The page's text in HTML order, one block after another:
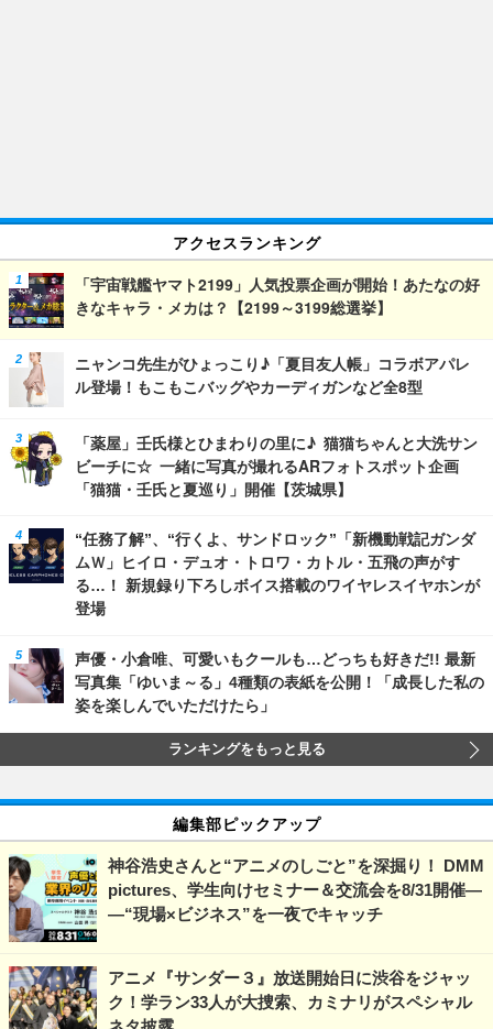
アクセスランキング
「宇宙戦艦ヤマト2199」人気投票企画が開始！あたなの好
きなキャラ・メカは？【2199～3199総選挙】
ニャンコ先生がひょっこり♪「夏目友人帳」コラボアパレ
ル登場！もこもこバッグやカーディガンなど全8型
「薬屋」壬氏様とひまわりの里に♪ 猫猫ちゃんと大洗サン
ビーチに☆ 一緒に写真が撮れるARフォトスポット企画
「猫猫・壬氏と夏巡り」開催【茨城県】
“任務了解”、“行くよ、サンドロック”「新機動戦記ガンダ
ムＷ」ヒイロ・デュオ・トロワ・カトル・五飛の声がす
る…！ 新規録り下ろしボイス搭載のワイヤレスイヤホンが
登場
声優・小倉唯、可愛いもクールも…どっちも好きだ!! 最新
写真集「ゆいま～る」4種類の表紙を公開！「成長した私の
姿を楽しんでいただけたら」
ランキングをもっと見る
編集部ピックアップ
神谷浩史さんと“アニメのしごと”を深掘り！ DMM
pictures、学生向けセミナー＆交流会を8/31開催―
―“現場×ビジネス”を一夜でキャッチ
アニメ『サンダー３』放送開始日に渋谷をジャッ
ク！学ラン33人が大捜索、カミナリがスペシャル